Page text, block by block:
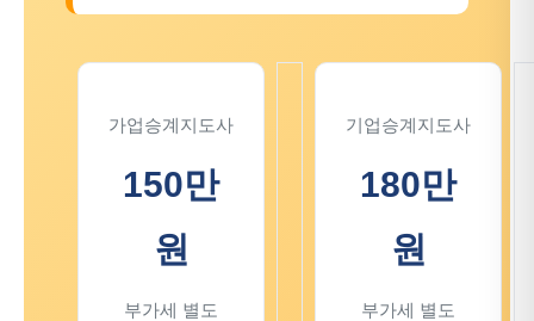
가업승계지도사
150만
원
부가세 별도
기업승계지도사
180만
원
부가세 별도